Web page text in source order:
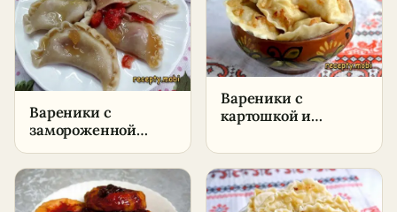
Вареники с
замороженной
клубникой –
пошаговый рецепт
в домашних
условиях
Вареники с
картошкой и
– пошаговый
рецепт в домашних
условиях